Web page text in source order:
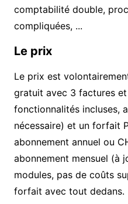
comptabilité double,
compliquées, ...
Le prix
Le prix est
gratuit avec 3 factures
fonctionnalités incluses,
nécessaire) et un forfait
abonnement annuel ou
abonnement mensuel (à
modules, pas de coûts
forfait avec tout dedans.